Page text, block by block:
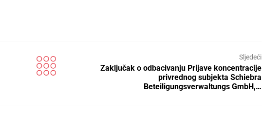
Sljedeći
Zaključak o odbacivanju Prijave koncentracije
privrednog subjekta Schiebra
Beteiligungsverwaltungs GmbH,…